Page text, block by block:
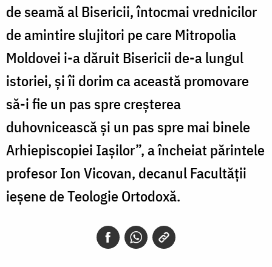
de seamă al Bisericii, întocmai vrednicilor
de amintire slujitori pe care Mitropolia
Moldovei i-a dăruit Bisericii de-a lungul
istoriei, și îi dorim ca această promovare
să-i fie un pas spre creșterea
duhovnicească și un pas spre mai binele
Arhiepiscopiei Iașilor”, a încheiat părintele
profesor Ion Vicovan, decanul Facultăţii
ieşene de Teologie Ortodoxă.